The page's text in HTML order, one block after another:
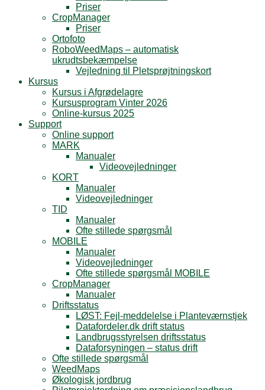
Priser
CropManager
Priser
Ortofoto
RoboWeedMaps – automatisk
ukrudtsbekæmpelse
Vejledning til Pletsprøjtningskort
Kursus
Kursus i Afgrødelagre
Kursusprogram Vinter 2026
Online-kursus 2025
Support
Online support
MARK
Manualer
Videovejledninger
KORT
Manualer
Videovejledninger
TID
Manualer
Ofte stillede spørgsmål
MOBILE
Manualer
Videovejledninger
Ofte stillede spørgsmål MOBILE
CropManager
Manualer
Driftsstatus
LØST: Fejl-meddelelse i Planteværnstjek
Datafordeler.dk drift status
Landbrugsstyrelsen driftsstatus
Dataforsyningen – status drift
Ofte stillede spørgsmål
WeedMaps
Økologisk jordbrug